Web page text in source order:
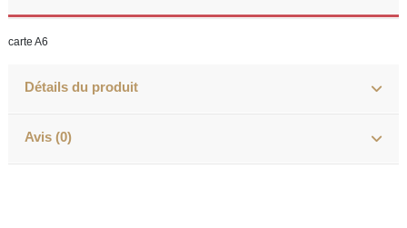
carte A6
Détails du produit
Avis (0)